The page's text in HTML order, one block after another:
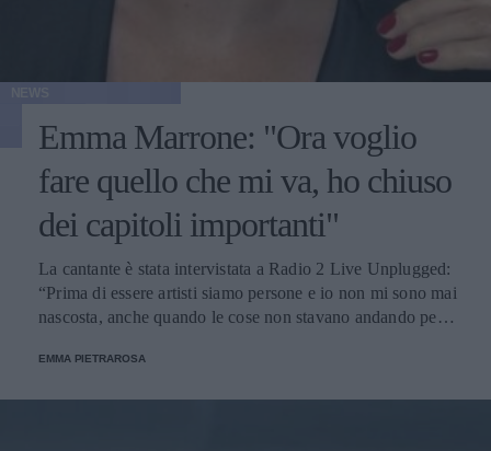
Emma Marrone: "Ora voglio
fare quello che mi va, ho chiuso
dei capitoli importanti"
La cantante è stata intervistata a Radio 2 Live Unplugged:
“Prima di essere artisti siamo persone e io non mi sono mai
nascosta, anche quando le cose non stavano andando per
EMMA PIETRAROSA